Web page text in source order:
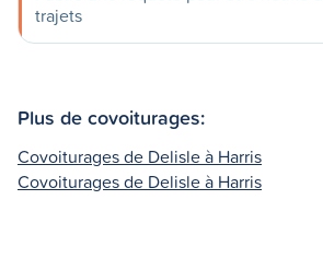
trajets
Plus de covoiturages:
Covoiturages de Delisle à Harris
Covoiturages de Delisle à Harris